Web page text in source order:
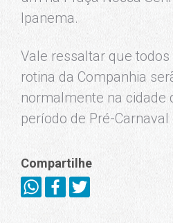
Ipanema.
Vale ressaltar que
rotina da Companhia
normalmente na cidade
período de Pré-Carnaval
Compartilhe